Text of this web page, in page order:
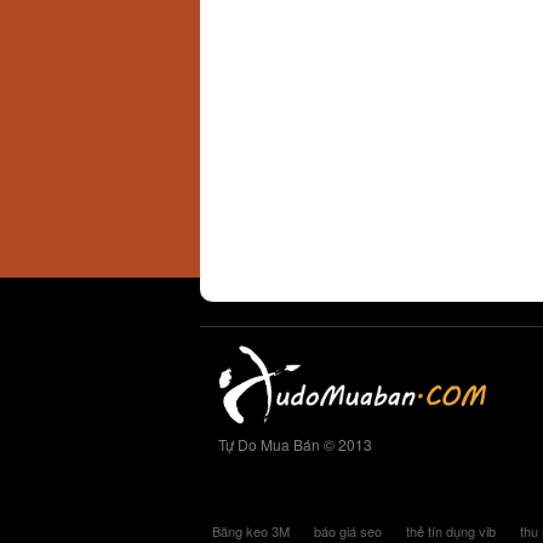
Tự Do Mua Bán © 2013
Băng keo 3M báo giá seo thẻ tín dụng vib thu